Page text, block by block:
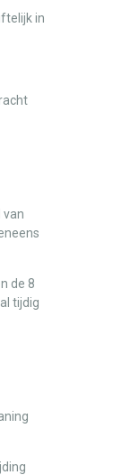
in
van
de 8
tijdig